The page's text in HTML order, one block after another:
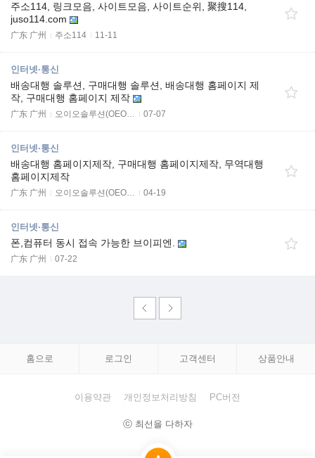
주소114, 링크모음, 사이트모음, 사이트순위, 聚搜114,
juso114.com
广东 广州 주소114 11-11
인터넷·통신
배송대행 솔루션, 구매대행 솔루션, 배송대행 홈페이지 제
작, 구매대행 홈페이지 제작
广东 广州 오이오솔루션(OEO… 07-07
인터넷·통신
배송대행 홈페이지제작, 구매대행 홈페이지제작, 무역대행
홈페이지제작
广东 广州 오이오솔루션(OEO… 04-19
인터넷·통신
폰,컴퓨터 동시 접속 가능한 브이피엔.
广东 广州 07-22
홈으로 로그인 고객센터 상품안내
이용약관 개인정보처리방침 PC버전
ⓒ 최선을 다하자